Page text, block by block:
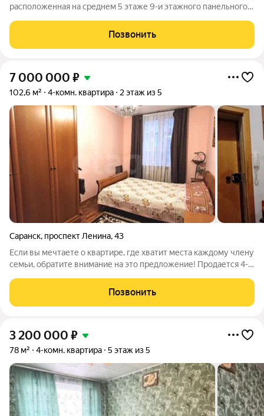
расположенная на среднем 5 этаже 9-и этажного панельного
Окна выходят на разные стороны. Площадь 64 кв. м., кухня 6,5
кв.м., комнаты
Позвонить
7 000 000 ₽
102,6 м² 4-комн. квартира 2 этаж из 5
Саранск, проспект Ленина,43
Если вы мечтаете о квартире, где хватит места каждому члену
семьи, обратите внимание на это предложение! Продается 4-
комфортном 2 этаже. Удачная планировка позволяет с
комфортом организовать
Позвонить
3 200 000 ₽
78 м² 4-комн. квартира 5 этаж из 5